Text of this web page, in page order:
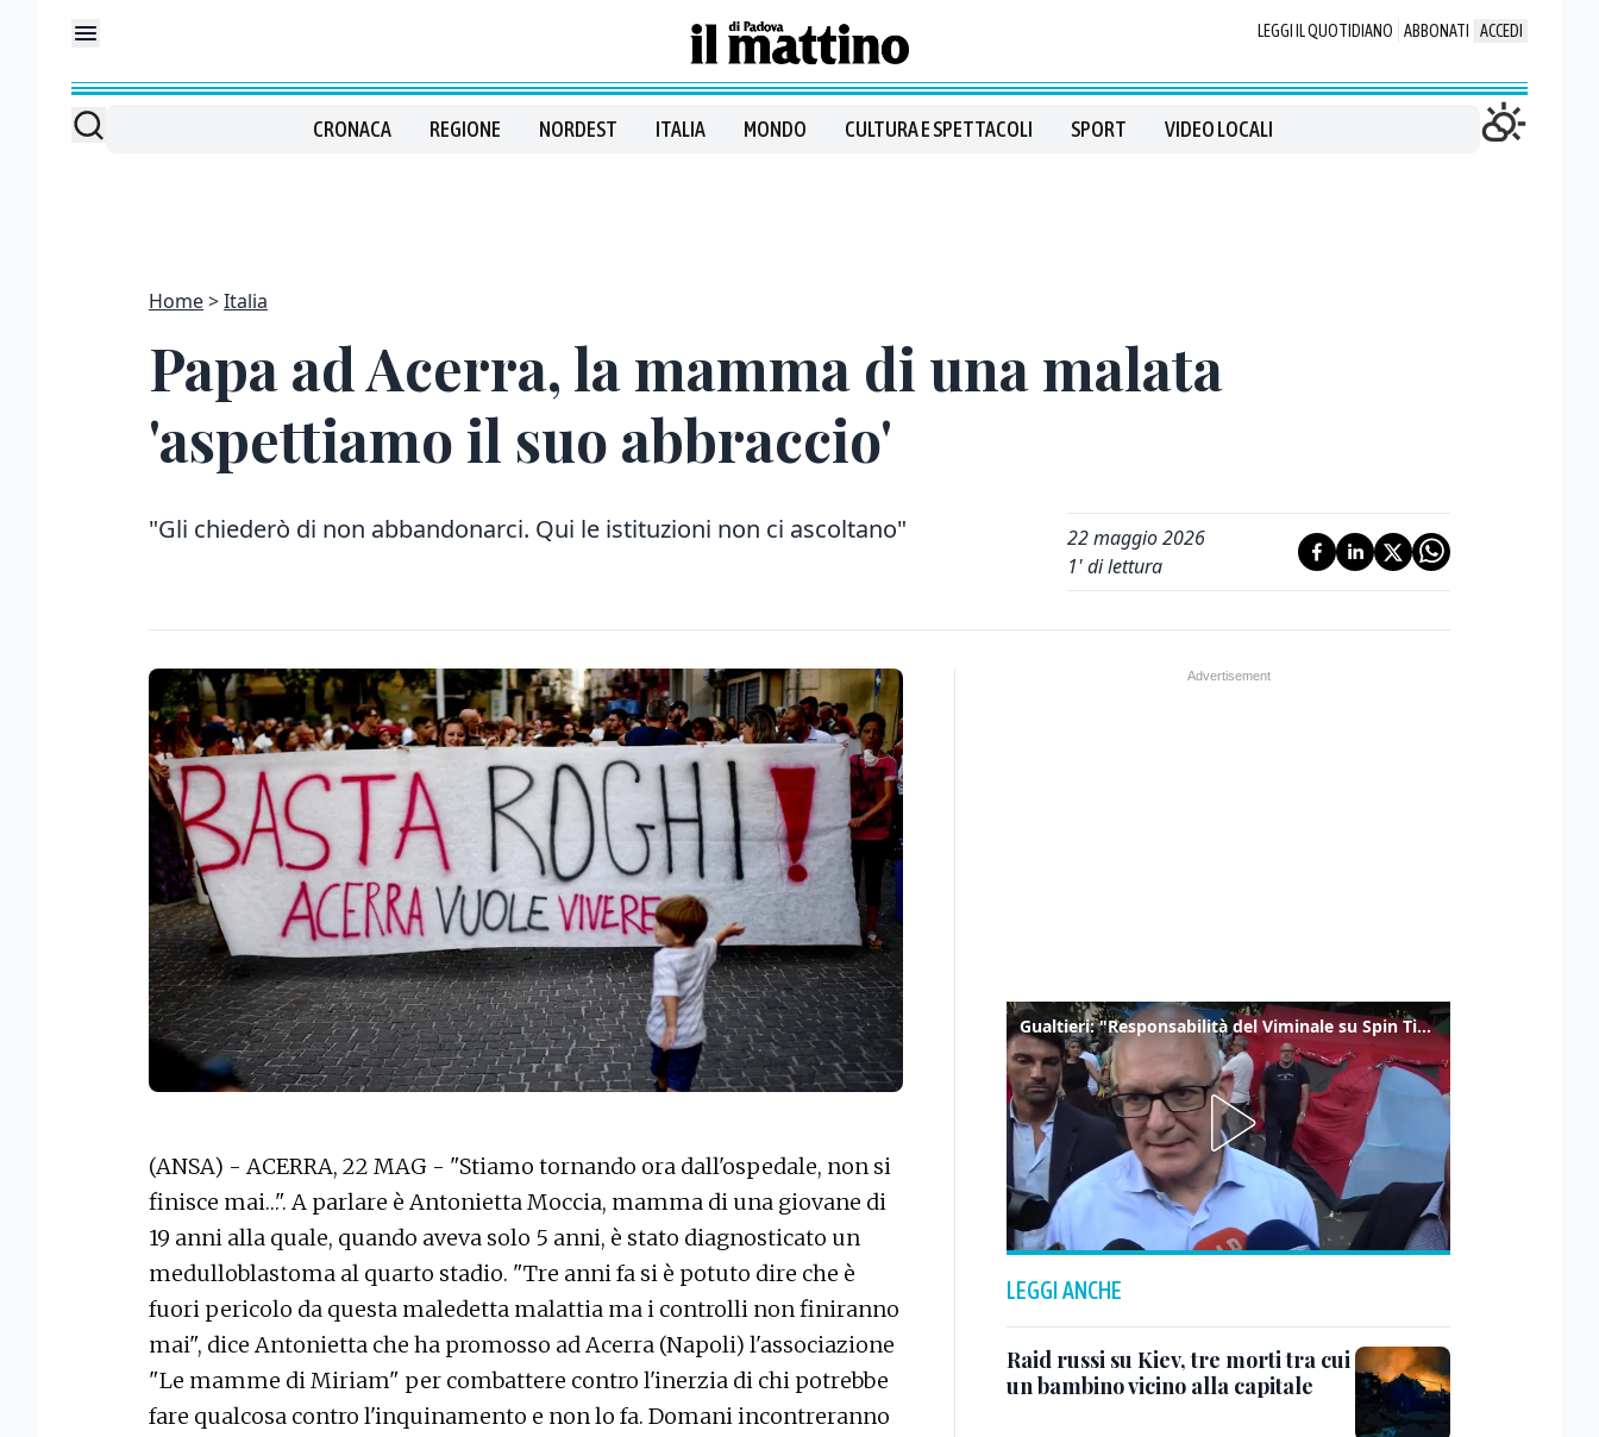
LEGGI IL QUOTIDIANO ABBONATI ACCEDI
CRONACA REGIONE NORDEST ITALIA MONDO CULTURA E SPETTACOLI SPORT VIDEO LOCALI
Home Italia
Papa ad Acerra, la mamma di una malata
'aspettiamo il suo abbraccio'
"Gli chiederò di non abbandonarci. Qui le istituzioni non ci ascoltano"
22 maggio 2026
1' di lettura
(ANSA) - ACERRA, 22 MAG - "Stiamo tornando ora dall'ospedale, non si
finisce mai…". A parlare è Antonietta Moccia, mamma di una giovane di
19 anni alla quale, quando aveva solo 5 anni, è stato diagnosticato un
medulloblastoma al quarto stadio. "Tre anni fa si è potuto dire che è
fuori pericolo da questa maledetta malattia ma i controlli non finiranno
mai", dice Antonietta che ha promosso ad Acerra (Napoli) l'associazione
"Le mamme di Miriam" per combattere contro l'inerzia di chi potrebbe
fare qualcosa contro l'inquinamento e non lo fa. Domani incontreranno
Gualtieri: "Responsabilità del Viminale su Spin Time? La posizione dei partiti è nota"
LEGGI ANCHE
Raid russi su Kiev, tre morti tra cui
un bambino vicino alla capitale